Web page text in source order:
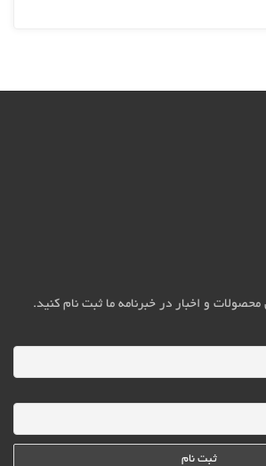
و اخبار در خبرنامه ما ثبت نام کنید.